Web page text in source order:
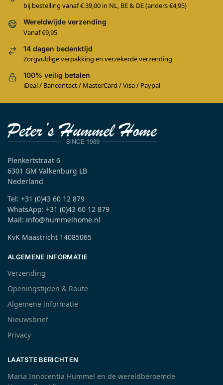
bij bestelling vanaf € 39,00 in NL, BE & DE (anders €4,95)
Wereldwijde verzending
Vanaf €9,95
14 dagen bedenktijd
Zorgvuldige verpakking en verzekerde verzending
100% veilig betalen
iDeal / Bancontact / MasterCard / Visa / Paypal
Plenkertstraat 6
6301 GM Valkenburg LB
Nederland
Tel: +31 (0)43 60 12 879
WhatsApp: +31 (0)43 60 12 879
Mail: info@hummelhome.nl
KvK Maastricht 14085065
ALGEMENE INFORMATIE
Verzending
Openingstijden & Route
Algemene informatie
Nieuwsbrief
Privacy
LAATSTE BERICHTEN
Maria Innocentia Hummel en de wereldberoemde